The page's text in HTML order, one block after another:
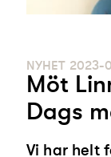
NYHET 2023-
Möt
Dags
Vi har helt